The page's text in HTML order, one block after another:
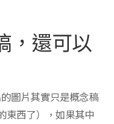
，還可以
圖片其實只是概念稿
東西了），如果其中